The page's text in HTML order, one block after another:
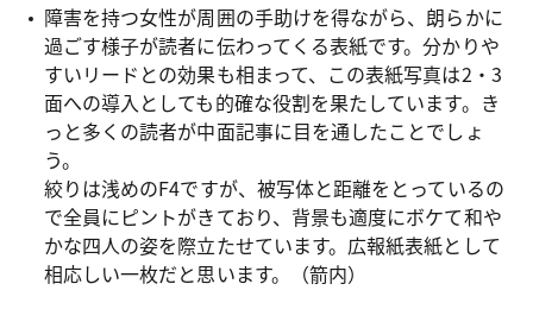
障害を持つ女性が周囲の手助けを得ながら、朗らかに
過ごす様子が読者に伝わってくる表紙です。分かりや
すいリードとの効果も相まって、この表紙写真は2・3
面への導入としても的確な役割を果たしています。き
っと多くの読者が中面記事に目を通したことでしょ
う。
絞りは浅めのF4ですが、被写体と距離をとっているの
で全員にピントがきており、背景も適度にボケて和や
かな四人の姿を際立たせています。広報紙表紙として
相応しい一枚だと思います。（箭内）